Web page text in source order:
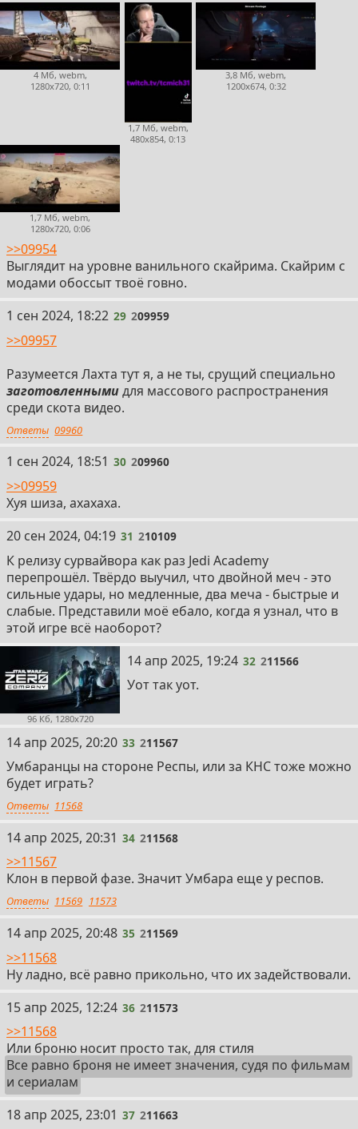
4 Мб, webm,
1280x720, 0:11
1,7 Мб, webm,
480x854, 0:13
3,8 Мб, webm,
1200x674, 0:32
1,7 Мб, webm,
1280x720, 0:06
>>09954
Выглядит на уровне ванильного скайрима. Скайрим с
модами обоссыт твоё говно.
29
1 сен 2024, 18:22 29 209959
>>09957
Разумеется Лахта тут я, а не ты, срущий специально
заготовленнымидля массового распространения
среди скота видео.
Ответы 09960
30
1 сен 2024, 18:51 30 209960
>>09959
Хуя шиза, ахахаха.
31
20 сен 2024, 04:19 31 210109
К релизу сурвайвора как раз Jedi Academy
перепрошёл. Твёрдо выучил, что двойной меч - это
сильные удары, но медленные, два меча - быстрые и
слабые. Представили моё ебало, когда я узнал, что в
этой игре всё наоборот?
96 Кб, 1280x720
32
14 апр 2025, 19:24 32 211566
Уот так уот.
33
14 апр 2025, 20:20 33 211567
Умбаранцы на стороне Респы, или за КНС тоже можно
будет играть?
Ответы 11568
34
14 апр 2025, 20:31 34 211568
>>11567
Клон в первой фазе. Значит Умбара еще у респов.
Ответы 11569 11573
35
14 апр 2025, 20:48 35 211569
>>11568
Ну ладно, всё равно прикольно, что их задействовали.
36
15 апр 2025, 12:24 36 211573
>>11568
Или броню носит просто так, для стиля
Все равно броня не имеет значения, судя по фильмам
и сериалам
37
18 апр 2025, 23:01 37 211663